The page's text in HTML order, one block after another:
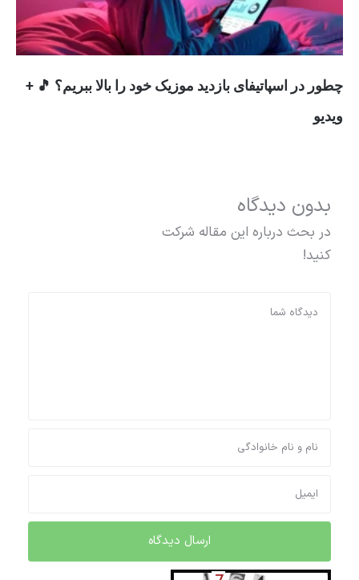
چطور در اسپاتیفای بازدید موزیک خود را بالا ببریم؟ 🎵 +
ویدیو
بدون دیدگاه
در بحث درباره این مقاله شرکت
کنید!